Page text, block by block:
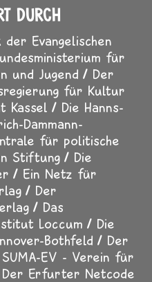
DURCH
Evangelischen
für
und Jugend
Der
für Kultur
Kassel
Die Hanns-
Dammann-
für politische
Stiftung
Die
Ein Netz für
Der
Das
Loccum
Die
Bothfeld
Der
EV - Verein für
Der Erfurter Netcode